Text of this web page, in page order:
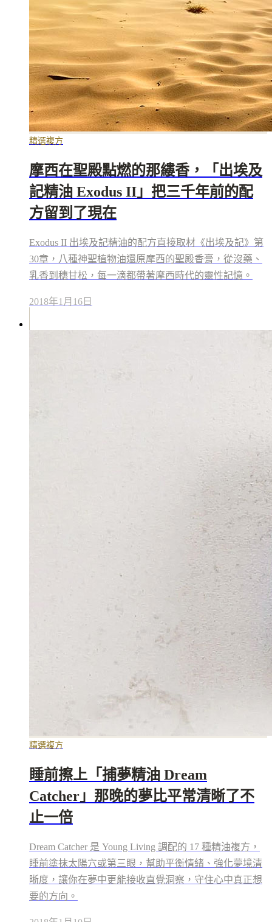
精選複方
摩西在聖殿點燃的那縷香，「出埃及
記精油 Exodus II」把三千年前的配
方留到了現在
Exodus II 出埃及記精油的配方直接取材《出埃及記》第
30章，八種神聖植物油還原摩西的聖殿香膏，從沒藥、
乳香到穗甘松，每一滴都帶著摩西時代的靈性記憶。
2018年1月16日
精選複方
睡前擦上「捕夢精油 Dream
Catcher」那晚的夢比平常清晰了不
止一倍
Dream Catcher 是 Young Living 調配的 17 種精油複方，
睡前塗抹太陽穴或第三眼，幫助平衡情緒、強化夢境清
晰度，讓你在夢中更能接收直覺洞察，守住心中真正想
要的方向。